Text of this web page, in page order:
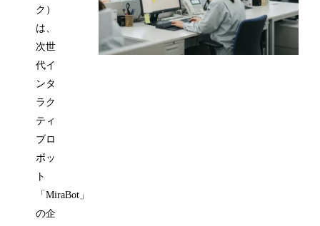
ク）
は、
次世
代イ
ンタ
ラク
ティ
ブロ
ボッ
ト
「MiraBot」
の企